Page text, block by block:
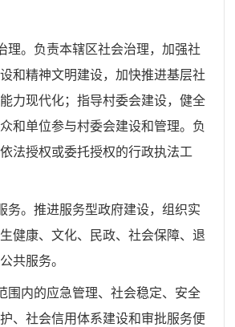
理。负责本辖区社会治理，加强社
和精神文明建设，加快推进基层社
力现代化；指导村委会建设，健全
和单位参与村委会建设和管理。负
法授权或委托授权的行政执法工
务。推进服务型政府建设，组织实
健康、文化、民政、社会保障、退
共服务。
围内的应急管理、社会稳定、安全
、社会信用体系建设和审批服务便